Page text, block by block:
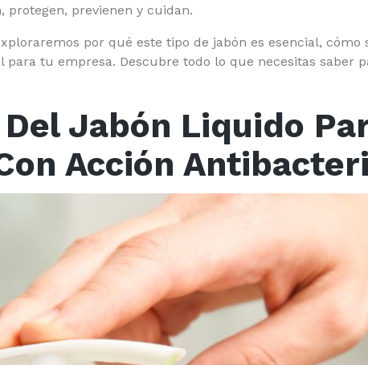
protegen, previenen y cuidan.
por qué este tipo de jabón es esencial,
para tu empresa. Descubre todo lo que necesitas saber
Jabón Liquido
Acción